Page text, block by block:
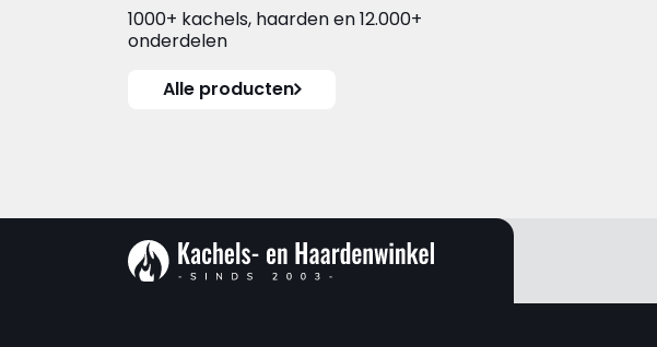
1000+ kachels, haarden en 12.000+
onderdelen
Alle producten